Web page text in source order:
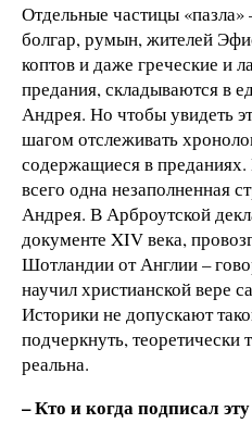
Отдельные частицы
болгар, румын, жителей
коптов и даже греческие и
предания, складываются в
Андрея. Но чтобы увидеть
шагом отслеживать
содержащиеся в
всего одна незаполненная
Андрея. В Арброутской
документе XIV века,
Шотландии от Англии –
научил христианской вере
Историки не допускают
подчеркнуть, теоретически
реальна.
– Кто и когда подписал